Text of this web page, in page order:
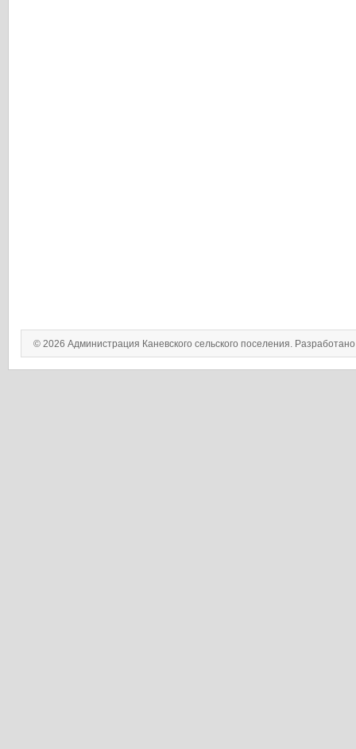
© 2026 Администрация Каневского сельского поселения.